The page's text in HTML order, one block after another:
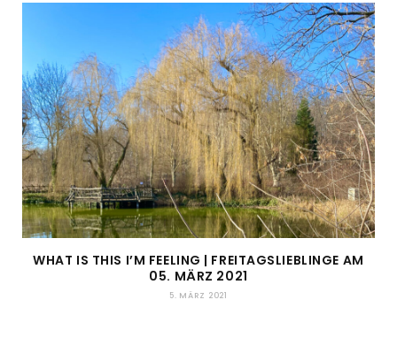
WHAT IS THIS I’M FEELING | FREITAGSLIEBLINGE AM
05. MÄRZ 2021
5. MÄRZ 2021